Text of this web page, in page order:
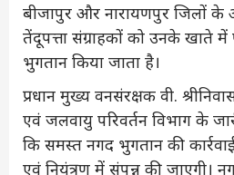
बीजापुर और नारायणपुर जिलों के
तेंदूपत्ता संग्राहकों को उनके खाते में
भुगतान किया जाता है।
प्रधान मुख्य वनसंरक्षक वी.
एवं जलवायु परिवर्तन विभाग के
कि समस्त नगद भुगतान की
एवं नियंत्रण में संपन्न की जाएगी।